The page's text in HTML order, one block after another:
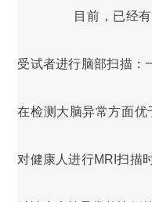
目前，已经
受试者进行脑部扫描：
在检测大脑异常方面优
对健康人进行MRI扫描